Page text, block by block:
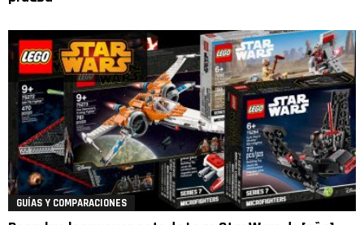
GUÍAS Y COMPARACIONES